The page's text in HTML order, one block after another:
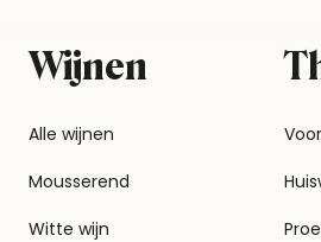
Wijnen
Alle wijnen
Mousserend
Witte wijn